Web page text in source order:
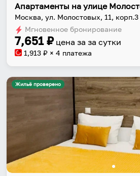
Апартаменты на улице
Москва, ул. Молостовых, 11, корп.3
Мгновенное бронирование
7,651₽ цена за за сутки
1,913 ₽ × 4 платежа
Жильё проверено